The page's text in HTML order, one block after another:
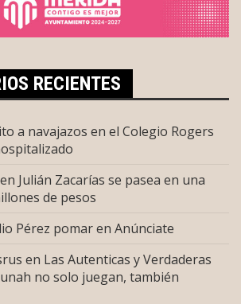
RECIENTES
a navajazos en el Colegio Rogers
en Julián Zacarías se pasea en una
de pesos
Pérez pomaren Anúnciate
en Las Autenticas y Verdaderas
no solo juegan, también